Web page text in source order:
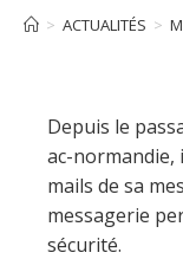
> ACTUALITÉS >
Depuis le
ac-normandie,
mails de sa
messagerie
sécurité.